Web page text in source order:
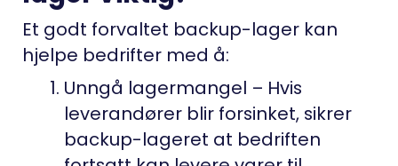
Et godt forvaltet backup-lager kan
hjelpe bedrifter med å:
Unngå lagermangel – Hvis
leverandører blir forsinket, sikrer
backup-lageret at bedriften